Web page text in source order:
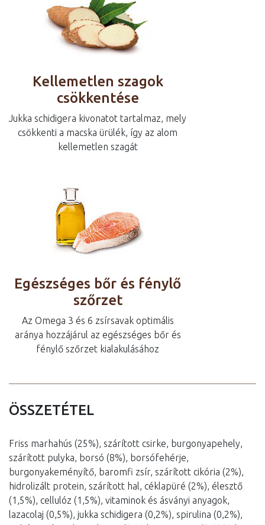
Kellemetlen szagok
csökkentése
Jukka schidigera kivonatot tartalmaz, mely
csökkenti a macska ürülék, így az alom
kellemetlen szagát
Egészséges bőr és fénylő
szőrzet
Az Omega 3 és 6 zsírsavak optimális
aránya hozzájárul az egészséges bőr és
fénylő szőrzet kialakulásához
ÖSSZETÉTEL
Friss marhahús (25%), szárított csirke, burgonyapehely,
szárított pulyka, borsó (8%), borsófehérje,
burgonyakeményítő, baromfi zsír, szárított cikória (2%),
hidrolizált protein, szárított hal, céklapüré (2%), élesztő
(1,5%), cellulóz (1,5%), vitaminok és ásványi anyagok,
lazacolaj (0,5%), jukka schidigera (0,2%), spirulina (0,2%),